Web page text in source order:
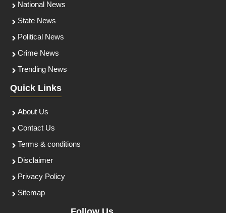
National News
State News
Political News
Crime News
Trending News
Quick Links
About Us
Contact Us
Terms & conditions
Disclaimer
Privacy Policy
Sitemap